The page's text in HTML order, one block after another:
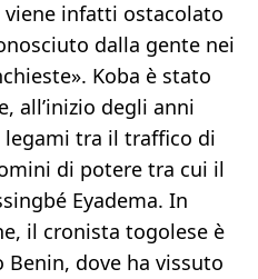
infatti ostacolato
dalla gente nei
Koba è stato
all’inizio degli anni
legami tra il traffico di
di potere tra cui il
Eyadema. In
il cronista togolese è
dove ha vissuto